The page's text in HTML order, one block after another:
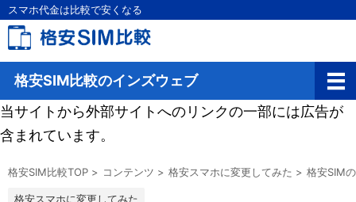
スマホ代金は比較で安くなる
格安SIM比較のインズウェブ
当サイトから外部サイトへのリンクの一部には広告が
含まれています。
格安SIM比較TOP > コンテンツ > 格安スマホに変更してみた > 格安SIM
格安スマホに変更してみた